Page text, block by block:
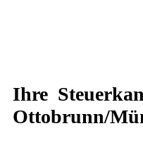
Ihre
Ottobrunn/